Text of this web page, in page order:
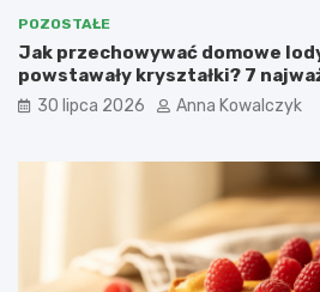
POZOSTAŁE
Jak przechowywać domowe
powstawały kryształki? 7
30 lipca 2026 Anna Kowalczyk